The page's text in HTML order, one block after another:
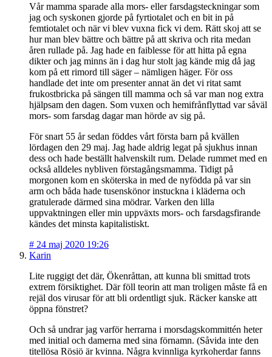
Vår mamma sparade alla mors- eller farsdagsteckningar som
jag och syskonen gjorde på fyrtiotalet och en bit in på
femtiotalet och när vi blev vuxna fick vi dem. Rätt skoj att se
hur man blev bättre och bättre på att skriva och rita medan
åren rullade på. Jag hade en faiblesse för att hitta på egna
dikter och jag minns än i dag hur stolt jag kände mig då jag
kom på ett rimord till säger – nämligen häger. För oss
handlade det inte om presenter annat än det vi ritat samt
frukostbricka på sängen till mamma och så var man nog extra
hjälpsam den dagen. Som vuxen och hemifrånflyttad var såväl
mors- som farsdag dagar man hörde av sig på.
För snart 55 år sedan föddes vårt första barn på kvällen
lördagen den 29 maj. Jag hade aldrig legat på sjukhus innan
dess och hade beställt halvenskilt rum. Delade rummet med en
också alldeles nybliven förstagångsmamma. Tidigt på
morgonen kom en sköterska in med de nyfödda på var sin
arm och båda hade tusenskönor instuckna i kläderna och
gratulerade därmed sina mödrar. Varken den lilla
uppvaktningen eller min uppväxts mors- och farsdagsfirande
kändes det minsta kapitalistiskt.
# 24 maj 2020 19:26
Karin
Lite ruggigt det där, Ökenråttan, att kunna bli smittad trots
extrem försiktighet. Där föll teorin att man troligen måste få en
rejäl dos virusar för att bli ordentligt sjuk. Räcker kanske att
öppna fönstret?
Och så undrar jag varför herrarna i morsdagskommittén heter
med initial och damerna med sina förnamn. (Såvida inte den
titellösa Rösiö är kvinna. Några kvinnliga kyrkoherdar fanns